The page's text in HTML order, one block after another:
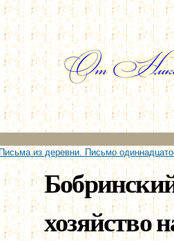
из деревни. Письмо
хозяйство